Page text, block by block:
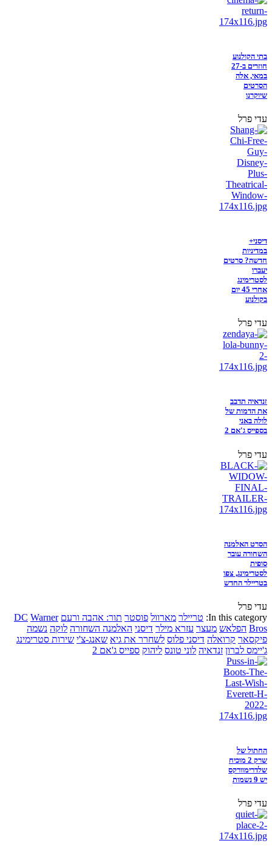
בתי הקולנוע
חוזרים ב-27
במאי, אלה
הסרטים
שיוקרנו
עדי פרל
דיסני+
במדיניות
חדשה? סרטים
יעברו
לסטרימינג
אחרי 45 יום
בקולנוע
עדי פרל
זנדאיה תדבב
את הדמות של
לולה באני
בספייס ג'אם 2
עדי פרל
הסרט האלמנה
השחורה עובר
סופית
לסטרימינג, צפו
בטריילר החדש
עדי פרל
In this category: טריילר מארוול פוסטר תור: אהבה ורעם DC Warner
Bros הפלאש מעצר עזרא מילר דיסני האלמנה השחורה לוקה נשמה
פיקסאר קרואלה דיסני פלוס לשחרר את גיא שאנג-צ'י שירות סטרימינג
ג'יימס לברון זנדאיה לוני טונס ליהוק ספייס ג'אם 2
החתול של
שרק 2 מוכיח
שלדרימוורקס
יש 9 נשמות
עדי פרל